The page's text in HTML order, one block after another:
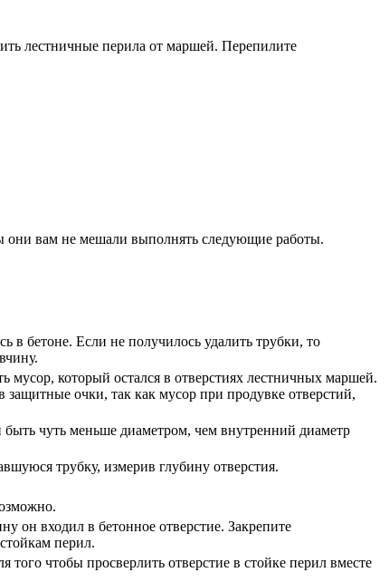
лестничные перила от маршей. Перепилите
они вам не мешали выполнять следующие работы.
в бетоне. Если не получилось удалить трубки, то
мусор, который остался в отверстиях лестничных маршей.
защитные очки, так как мусор при продувке отверстий,
чуть меньше диаметром, чем внутренний диаметр
трубку, измерив глубину отверстия.
он входил в бетонное отверстие. Закрепите
перил.
того чтобы просверлить отверстие в стойке перил вместе